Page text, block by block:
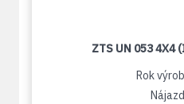
ZTS UN 053 4X4
Rok